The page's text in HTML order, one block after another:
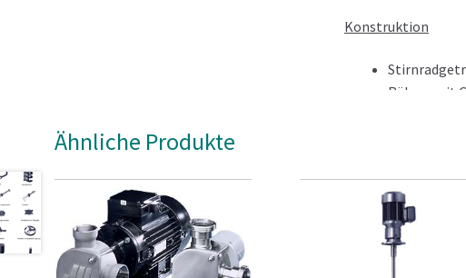
Konstruktion
Rührer mit
Optionen
Steuerung
Hebebügel
Labyrinth-
Ähnliche Produkte